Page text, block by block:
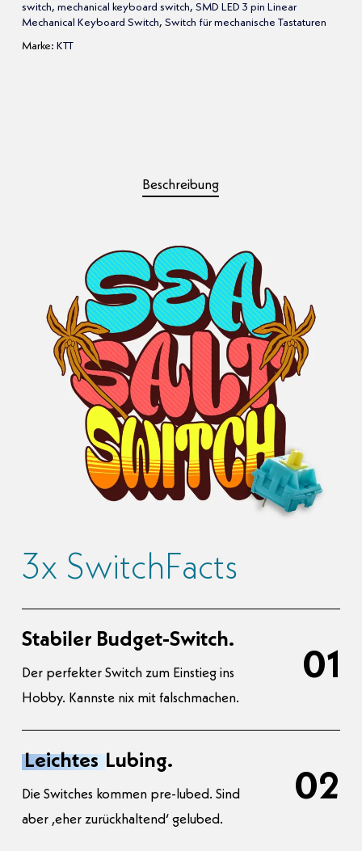
switch, mechanical keyboard switch, SMD LED 3 pin Linear
Mechanical Keyboard Switch, Switch für mechanische Tastaturen
Marke: KTT
Beschreibung
3x SwitchFacts
Stabiler Budget-Switch.
Der perfekter Switch zum Einstieg ins
Hobby. Kannste nix mit falschmachen.
01
Leichtes Lubing.
Die Switches kommen pre-lubed. Sind
aber ‚eher zurückhaltend‘ gelubed.
02